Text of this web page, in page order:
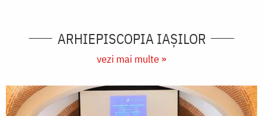
ARHIEPISCOPIA IAŞILOR
vezi mai multe »